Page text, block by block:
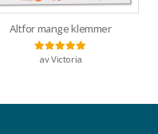
Altfor mange klemmer
Vurdert5av 5
av Victoria